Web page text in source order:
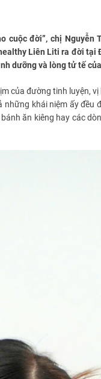
đời”, chị Nguyễn
Liên Liti ra đời tại
dưỡng và lòng tử tế
của đường tinh luyện,
khái niệm ấy đều
ăn kiêng hay các